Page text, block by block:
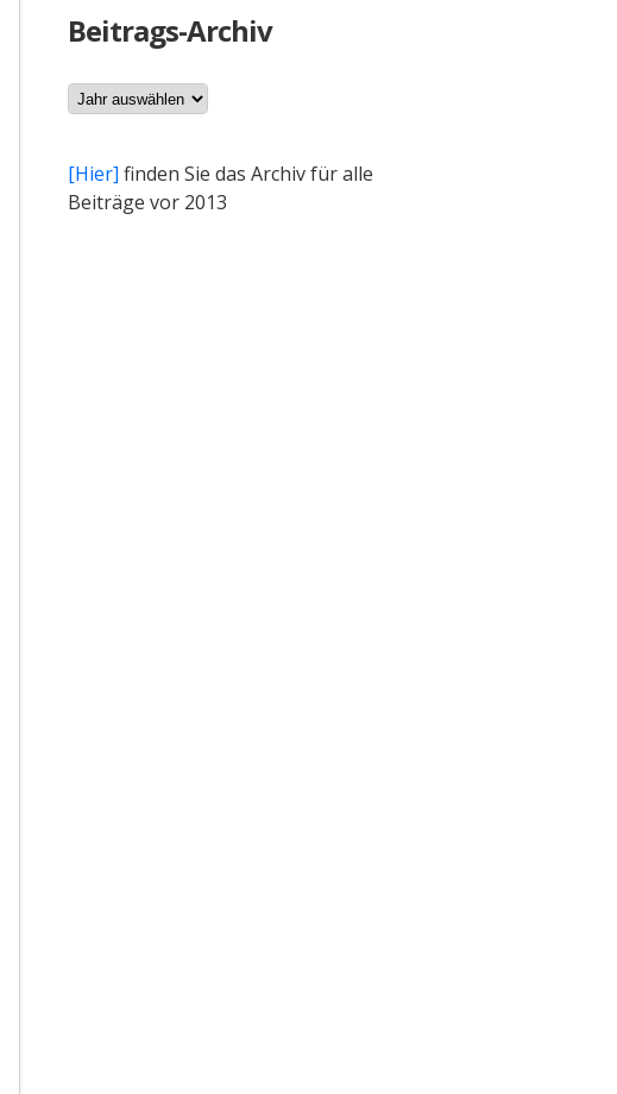
Beitrags-Archiv
Archiv
[Hier] finden Sie das Archiv für alle
Beiträge vor 2013